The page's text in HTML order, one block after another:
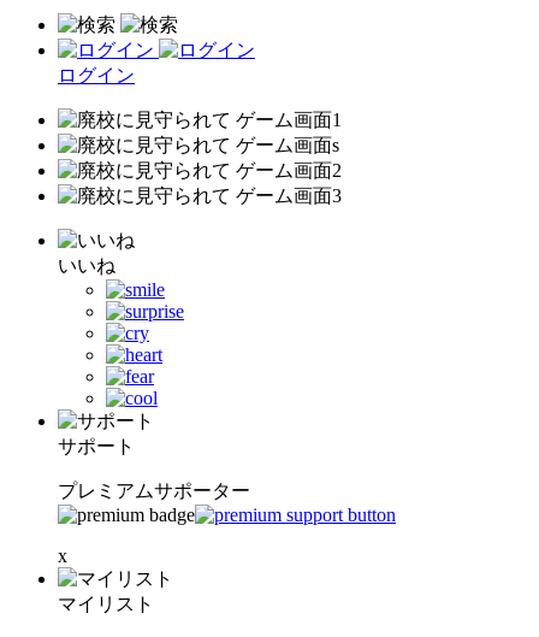
ログイン
いいね
サポート
プレミアムサポーター
x
マイリスト